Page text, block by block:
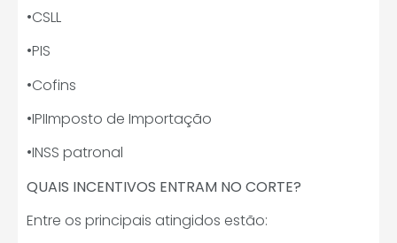
•CSLL
•PIS
•Cofins
•IPIImposto de Importação
•INSS patronal
QUAIS INCENTIVOS ENTRAM NO CORTE?
Entre os principais atingidos estão: